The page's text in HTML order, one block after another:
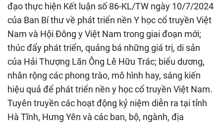
đạo thực hiện Kết luận số 86-KL/TW ngày 10/7/2024
của Ban Bí thư về phát triển nền Y học cổ truyền Việt
Nam và Hội Đông y Việt Nam trong giai đoạn mới;
thúc đẩy phát triển, quảng bá những giá trị, di sản
của Hải Thượng Lãn Ông Lê Hữu Trác; biểu dương,
nhân rộng các phong trào, mô hình hay, sáng kiến
hiệu quả để phát triển nền y học cổ truyền Việt Nam.
Tuyên truyền các hoạt động kỷ niệm diễn ra tại tỉnh
Hà Tĩnh, Hưng Yên và các ban, bộ, ngành, địa